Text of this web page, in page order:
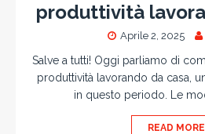
produttività
Aprile 2, 2025
Salve a tutti! Oggi parliamo di
produttività lavorando da casa,
in questo periodo. Le
READ MORE